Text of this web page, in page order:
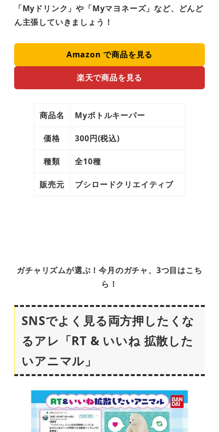
「Myドリンク」や「Myマヨネーズ」など、どんど
ん主張していきましょう！
Amazon で商品を見る
楽天で商品を見る
商品名 Myボトルキーパー
価格 300円(税込)
種類 全10種
販売元 ブシロードクリエイティブ
ガチャリズムが選ぶ！今月のガチャ、3つ目はこち
ら！
SNSでよく見る両方押したくな
るアレ「RT & いいね 拡散した
いアニマル」